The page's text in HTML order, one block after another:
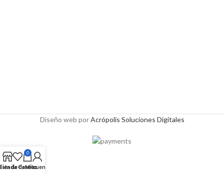
Diseño web porAcrópolis Soluciones Digitales
de deseos
0
Carrito
Mi cuenta